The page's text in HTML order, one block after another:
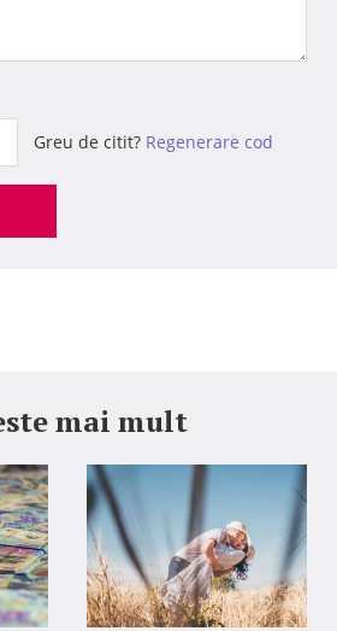
Greu de citit? Regenerare cod
mai mult